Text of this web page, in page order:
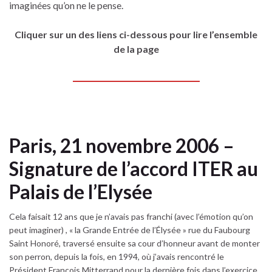
imaginées qu’on ne le pense.
Cliquer sur un des liens ci-dessous pour lire l’ensemble
de la page
Paris, 21 novembre 2006 –
Signature de l’accord ITER au
Palais de l’Elysée
Cela faisait 12 ans que je n’avais pas franchi (avec l’émotion qu’on
peut imaginer) , « la Grande Entrée de l’Élysée » rue du Faubourg
Saint Honoré, traversé ensuite sa cour d’honneur avant de monter
son perron, depuis la fois, en 1994, où j’avais rencontré le
Président François Mitterrand pour la dernière fois dans l’exercice